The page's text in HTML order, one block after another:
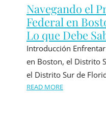
Navegando el
Federal en
Lo que Debe
Introducción
en Boston, el Distrito
el Distrito Sur de
READ MORE